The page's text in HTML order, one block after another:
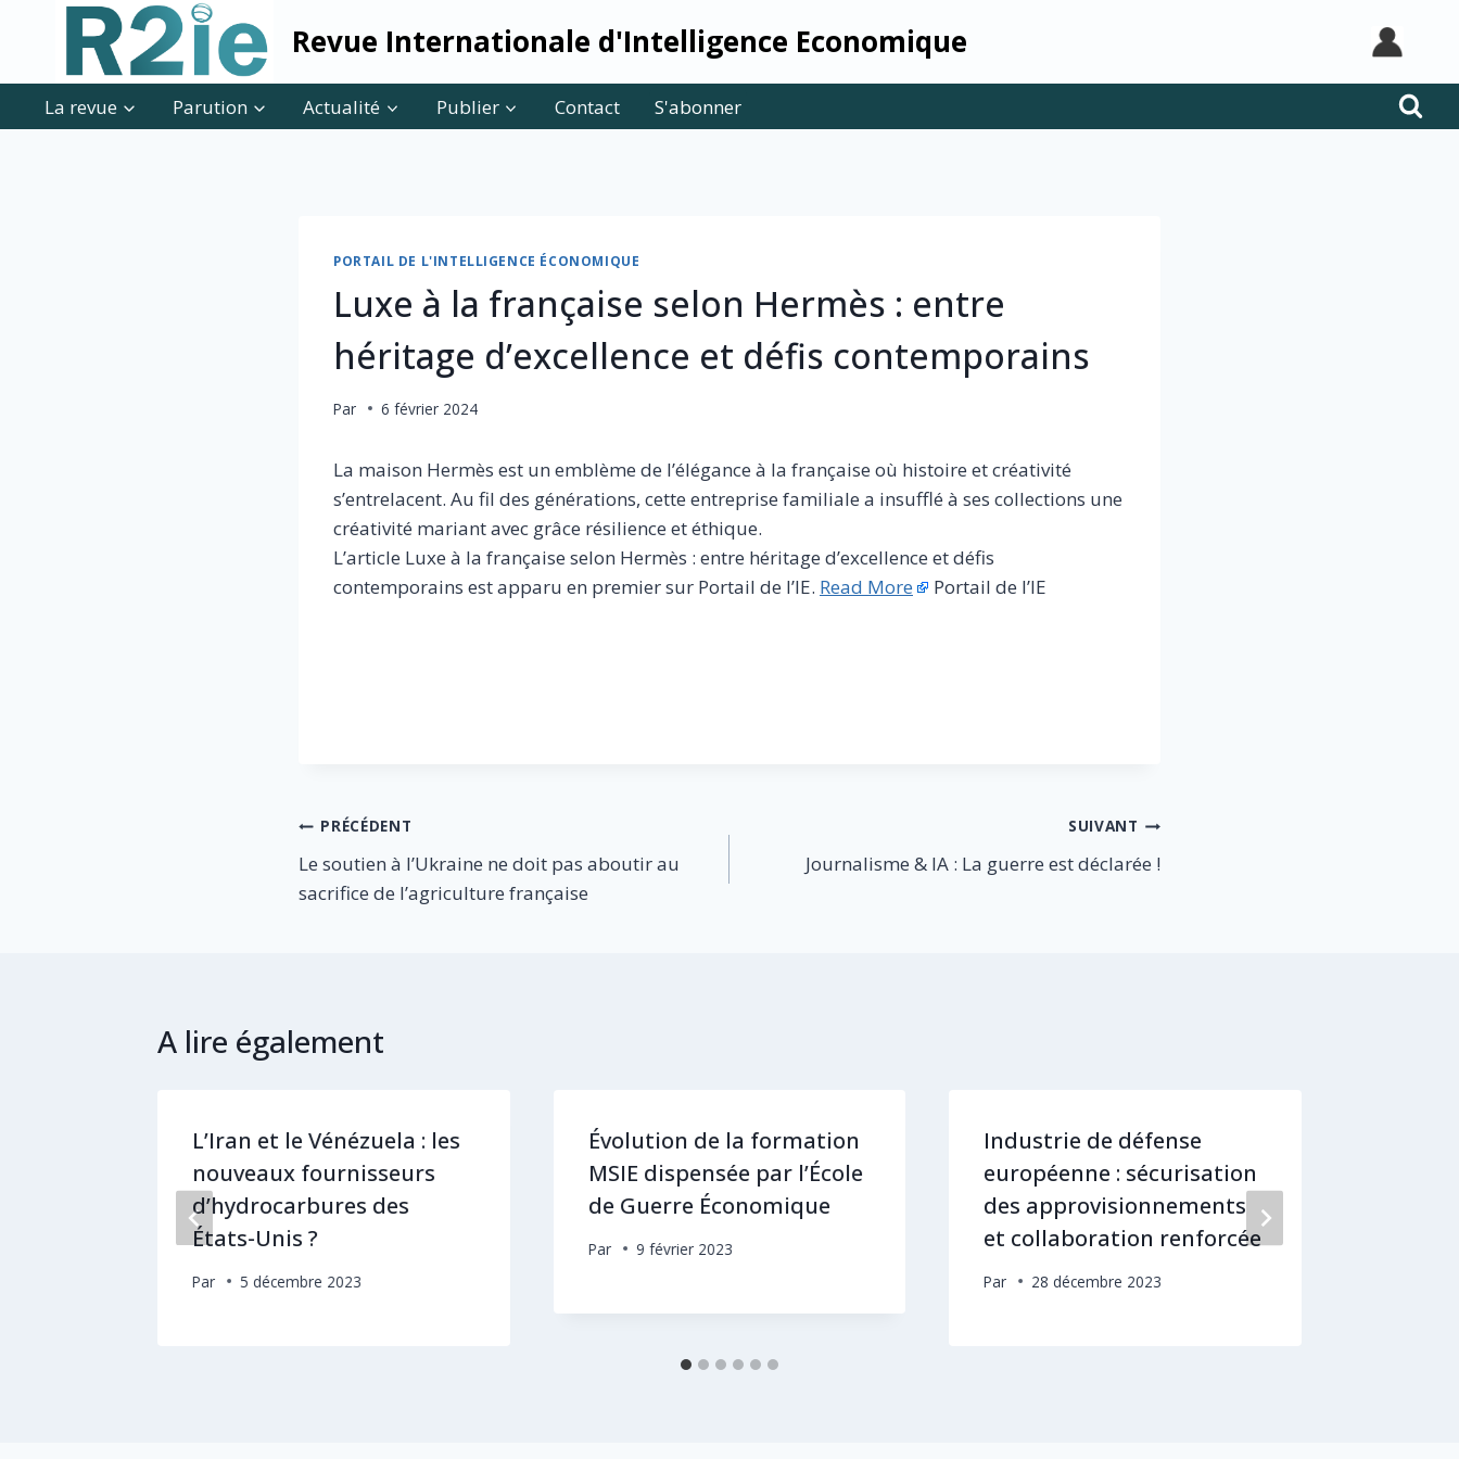
Revue Internationale d'Intelligence Economique
La revue Parution Actualité Publier Contact S'abonner
PORTAIL DE L'INTELLIGENCE ÉCONOMIQUE
Luxe à la française selon Hermès : entre
héritage d’excellence et défis contemporains
Par 6 février 2024
La maison Hermès est un emblème de l’élégance à la française où histoire et créativité
s’entrelacent. Au fil des générations, cette entreprise familiale a insufflé à ses collections une
créativité mariant avec grâce résilience et éthique.
L’article Luxe à la française selon Hermès : entre héritage d’excellence et défis
contemporains est apparu en premier sur Portail de l’IE. Read More Portail de l’IE
Navigation
de
PRÉCÉDENT
Le soutien à l’Ukraine ne doit pas aboutir au
sacrifice de l’agriculture française
SUIVANT
Journalisme & IA : La guerre est déclarée !
A lire également
L’Iran et le Vénézuela : les
nouveaux fournisseurs
d’hydrocarbures des
États-Unis ?
Par 5 décembre 2023
Évolution de la formation
MSIE dispensée par l’École
de Guerre Économique
Par 9 février 2023
Industrie de défense
européenne : sécurisation
des approvisionnements
et collaboration renforcée
Par 28 décembre 2023